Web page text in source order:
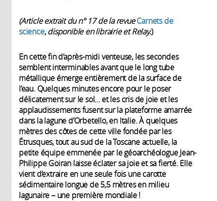
(Article extrait du n° 17 de la revueCarnets de
science,disponible en librairie et Relay.)
En cette fin d’après-midi venteuse, les secondes
semblent interminables avant que le long tube
métallique émerge entièrement de la surface de
l’eau. Quelques minutes encore pour le poser
délicatement sur le sol… et les cris de joie et les
applaudissements fusent sur la plateforme amarrée
dans la lagune d’Orbetello, en Italie. À quelques
mètres des côtes de cette ville fondée par les
Étrusques, tout au sud de la Toscane actuelle, la
petite équipe emmenée par le géoarchéologue Jean-
Philippe Goiran laisse éclater sa joie et sa fierté. Elle
vient d’extraire en une seule fois une carotte
sédimentaire longue de 5,5 mètres en milieu
lagunaire – une première mondiale !